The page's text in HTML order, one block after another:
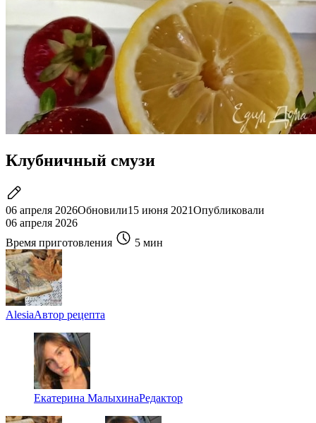
Клубничный смузи
06 апреля 2026Обновили15 июня 2021Опубликовали
06 апреля 2026
Время приготовления
5 мин
AlesiaАвтор рецепта
Екатерина МалыхинаРедактор